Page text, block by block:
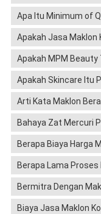
Apa Itu Minimum of
Apakah Jasa Maklon
Apakah MPM Beauty
Apakah Skincare Itu
Arti Kata Maklon
Bahaya Zat Mercuri
Berapa Biaya Harga
Berapa Lama
Bermitra Dengan
Biaya Jasa Maklon